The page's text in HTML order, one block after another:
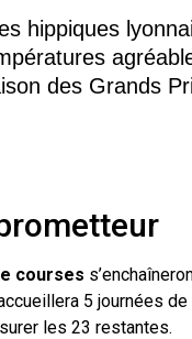
hippiques
des Grands
courses
5 journées
les 23 restantes.